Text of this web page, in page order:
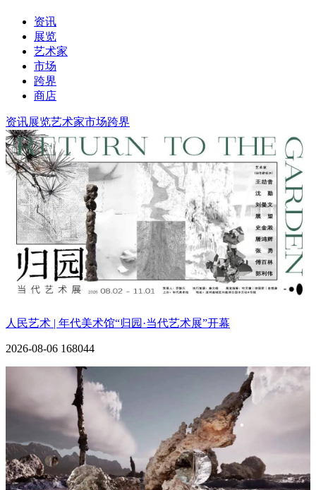
资讯
展览
艺术家
市场
跨界
商店
资讯展览艺术家市场跨界
人民艺术 | 年代美术馆“归园·当代艺术展”开幕
2026-08-06 168044